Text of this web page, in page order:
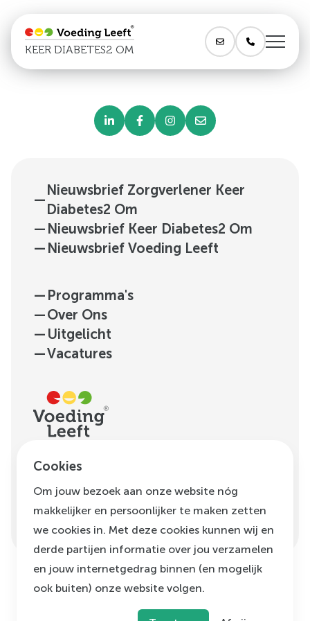
KEER DIABETES2 OM
—
Nieuwsbrief Zorgverlener Keer
Diabetes2 Om
— Nieuwsbrief Keer Diabetes2 Om
— Nieuwsbrief Voeding Leeft
— Programma's
—Over Ons
— Uitgelicht
—Vacatures
H.J.E. Wenckebachweg
1096 AM Amsterdam
info@voedingleeft.nl
Voeding Leeft,2026
Cookie beleidKlachtenregeling
Cookies
Om jouw bezoek aan onze website nóg
makkelijker en persoonlijker te maken zetten
we cookies in. Met deze cookies kunnen wij en
derde partijen informatie over jou verzamelen
en jouw internetgedrag binnen (en mogelijk
ook buiten) onze website volgen.